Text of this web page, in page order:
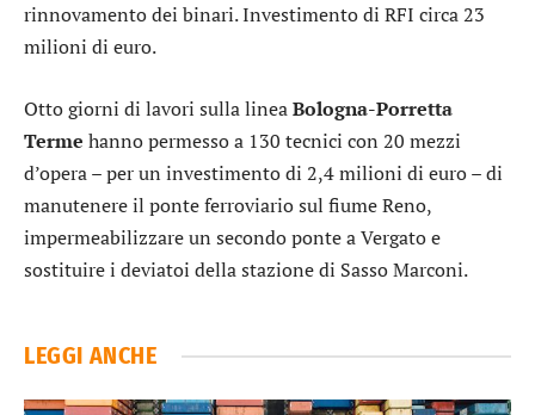
rinnovamento dei binari. Investimento di RFI circa 23
milioni di euro.
Otto giorni di lavori sulla lineaBologna-Porretta
Terme hanno permesso a 130 tecnici con 20 mezzi
d’opera – per un investimento di 2,4 milioni di euro – di
manutenere il ponte ferroviario sul fiume Reno,
impermeabilizzare un secondo ponte a Vergato e
sostituire i deviatoi della stazione di Sasso Marconi.
LEGGI ANCHE